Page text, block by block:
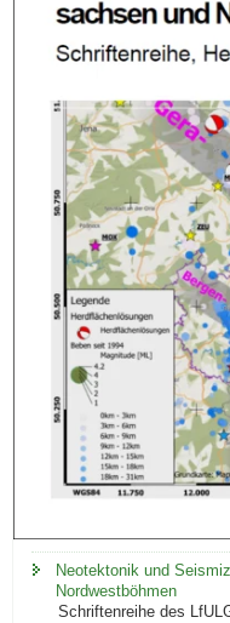
Neotektonik und
Nordwestböhmen
Schriftenreihe des